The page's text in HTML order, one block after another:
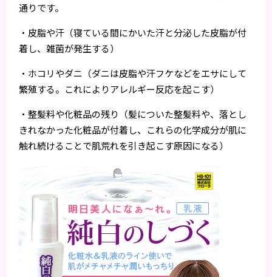
通りです。
・皮脂や汗（寝ている間にかいた汗と分泌した皮脂が付
着し、雑菌が発生する）
・ホコリやダニ（ダニは皮脂や汗フケなどをエサにして
繁殖する。これによりアレルギー反応を起こす）
・整髪料や化粧品の残り（髪についた整髪料や、落とし
きれなかった化粧品が付着し、これらの化学成分が肌に
触れ続けることで肌荒れを引き起こす原因になる）